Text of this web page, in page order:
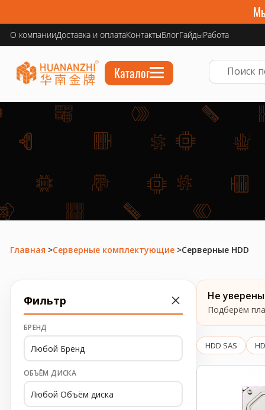
О компанииДоставка и оплатаКонтактыБлогГайдыРабота
Каталог
Главная >Серверные комплектующие >Серверные HDD
Фильтр
БРЕНД
ОБЪЁМ ДИСКА
Не
Подберём
HDD SAS